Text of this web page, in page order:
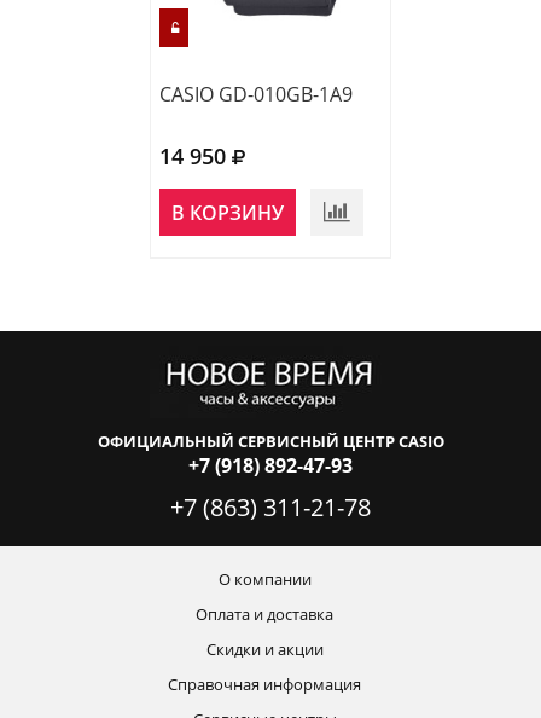
CASIO GD-010GB-1A9
14 950
В КОРЗИНУ
ОФИЦИАЛЬНЫЙ СЕРВИСНЫЙ ЦЕНТР CASIO
+7 (918) 892-47-93
+7 (863) 311-21-78
О компании
Оплата и доставка
Скидки и акции
Справочная информация